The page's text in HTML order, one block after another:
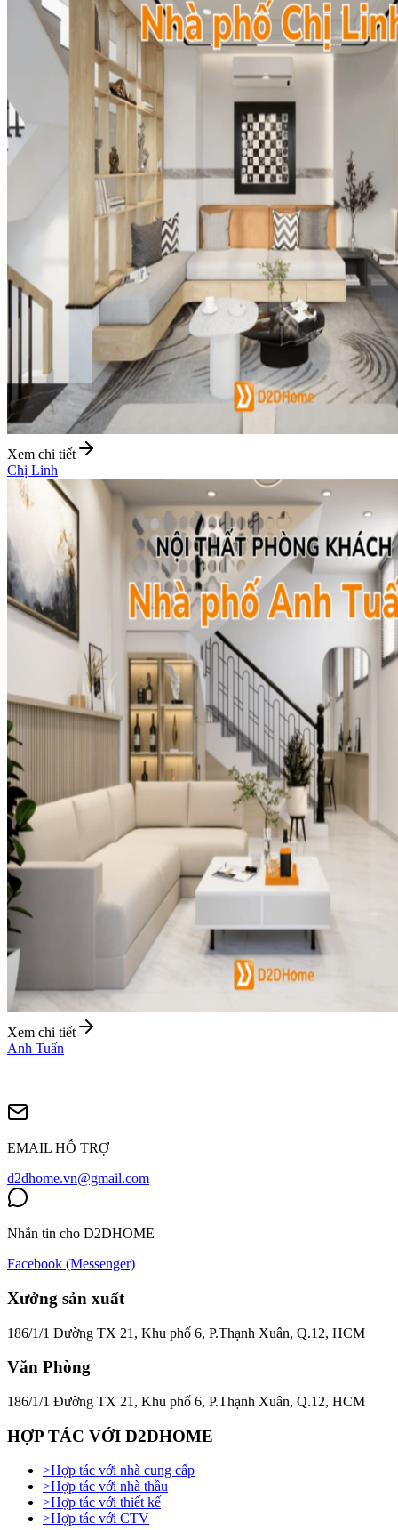
Xem chi tiết
Chị Linh
Xem chi tiết
Anh Tuấn
EMAIL HỖ TRỢ
d2dhome.vn@gmail.com
Nhắn tin cho D2DHOME
Facebook (Messenger)
Xưởng sản xuất
186/1/1 Đường TX 21, Khu phố 6, P.Thạnh Xuân, Q.12, HCM
Văn Phòng
186/1/1 Đường TX 21, Khu phố 6, P.Thạnh Xuân, Q.12, HCM
HỢP TÁC VỚI D2DHOME
>Hợp tác với nhà cung cấp
>Hợp tác với nhà thầu
>Hợp tác với thiết kế
>Hợp tác với CTV